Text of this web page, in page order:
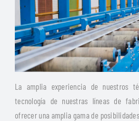
La amplia experiencia de nuestros
tecnología de nuestras líneas de
ofrecer una amplia gama de